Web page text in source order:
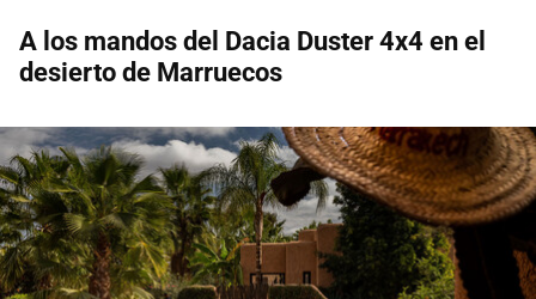
A los mandos del Dacia Duster 4x4 en el
desierto de Marruecos